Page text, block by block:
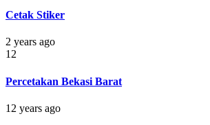
Cetak Stiker
2 years ago
12
Percetakan Bekasi Barat
12 years ago